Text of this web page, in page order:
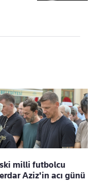
milli futbolcu
Aziz'in acı günü